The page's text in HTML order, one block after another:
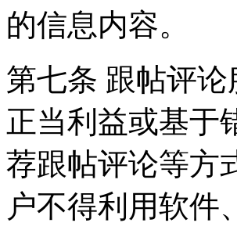
的信息内容。
第七条 跟帖评
正当利益或基于
荐跟帖评论等方
户不得利用软件